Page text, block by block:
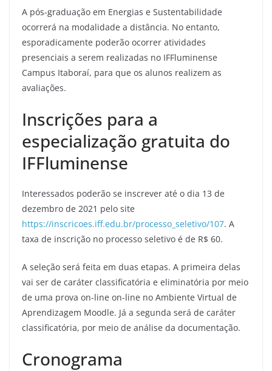
A pós-graduação em Energias e Sustentabilidade
ocorrerá na modalidade a distância. No entanto,
esporadicamente poderão ocorrer atividades
presenciais a serem realizadas no IFFluminense
Campus Itaboraí, para que os alunos realizem as
avaliações.
Inscrições para a
especialização gratuita do
IFFluminense
Interessados poderão se inscrever até o dia 13 de
dezembro de 2021 pelo site
https://inscricoes.iff.edu.br/processo_seletivo/107. A
taxa de inscrição no processo seletivo é de R$ 60.
A seleção será feita em duas etapas. A primeira delas
vai ser de caráter classificatória e eliminatória por meio
de uma prova on-line on-line no Ambiente Virtual de
Aprendizagem Moodle. Já a segunda será de caráter
classificatória, por meio de análise da documentação.
Cronograma